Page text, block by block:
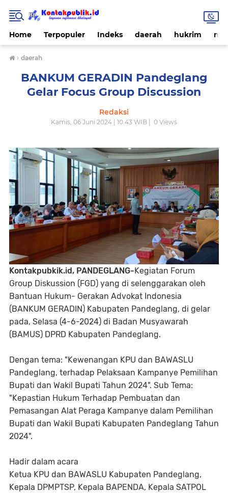
Home Terpopuler Indeks daerah hukrim
› daerah
BANKUM GERADIN Pandeglang
Gelar Focus Group Discussion
Redaksi
Kamis, 06 Juni 2024 | 10.43 WIB | 0 Views
Kontakpubkik.id, PANDEGLANG-Kegiatan Forum
Group Diskussion (FGD) yang di selenggarakan oleh
Bantuan Hukum- Gerakan Advokat Indonesia
(BANKUM GERADIN) Kabupaten Pandeglang, di gelar
pada, Selasa (4-6-2024) di Badan Musyawarah
(BAMUS) DPRD Kabupaten Pandeglang.
Dengan tema: "Kewenangan KPU dan BAWASLU
Pandeglang, terhadap Pelaksaan Kampanye Pemilihan
Bupati dan Wakil Bupati Tahun 2024". Sub Tema:
"Kepastian Hukum Terhadap Pembuatan dan
Pemasangan Alat Peraga Kampanye dalam Pemilihan
Bupati dan Wakil Bupati Kabupaten Pandeglang Tahun
2024".
Hadir dalam acara
Ketua KPU dan BAWASLU Kabupaten Pandeglang,
Kepala DPMPTSP, Kepala BAPENDA, Kepala SATPOL